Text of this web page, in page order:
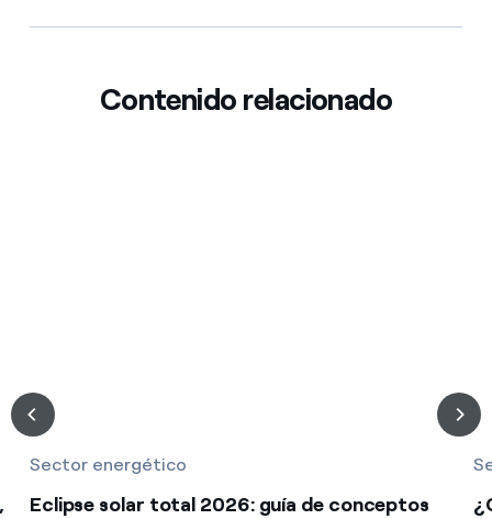
Contenido relacionado
Sector energético
Eclipse solar total 2026: guía de conceptos